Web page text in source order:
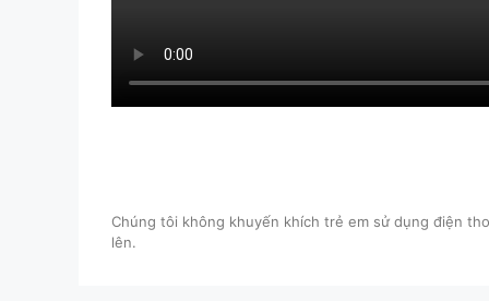
Chúng tôi không khuyến khích trẻ em sử dụng điện
lên.